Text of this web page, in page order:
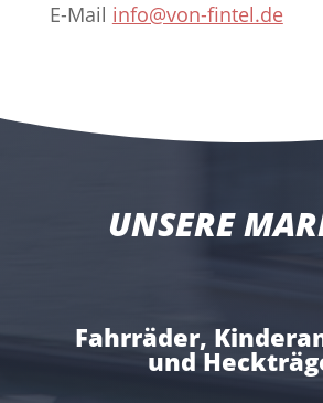
E-Mail info@von-fintel.de
UNSERE
Fahrräder,
und